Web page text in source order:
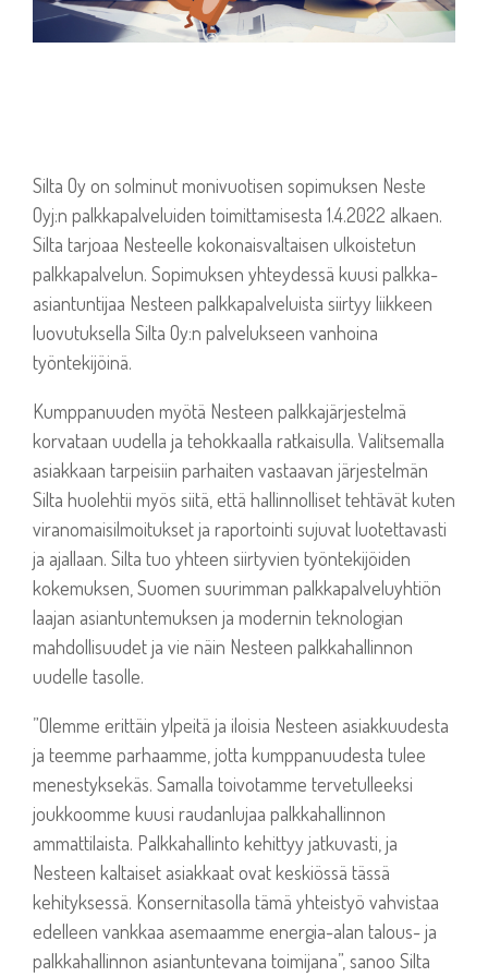
Silta Oy on solminut monivuotisen sopimuksen Neste
Oyj:n palkkapalveluiden toimittamisesta 1.4.2022 alkaen.
Silta tarjoaa Nesteelle kokonaisvaltaisen ulkoistetun
palkkapalvelun. Sopimuksen yhteydessä kuusi palkka-
asiantuntijaa Nesteen palkkapalveluista siirtyy liikkeen
luovutuksella Silta Oy:n palvelukseen vanhoina
työntekijöinä.
Kumppanuuden myötä Nesteen palkkajärjestelmä
korvataan uudella ja tehokkaalla ratkaisulla. Valitsemalla
asiakkaan tarpeisiin parhaiten vastaavan järjestelmän
Silta huolehtii myös siitä, että hallinnolliset tehtävät kuten
viranomaisilmoitukset ja raportointi sujuvat luotettavasti
ja ajallaan. Silta tuo yhteen siirtyvien työntekijöiden
kokemuksen, Suomen suurimman palkkapalveluyhtiön
laajan asiantuntemuksen ja modernin teknologian
mahdollisuudet ja vie näin Nesteen palkkahallinnon
uudelle tasolle.
”Olemme erittäin ylpeitä ja iloisia Nesteen asiakkuudesta
ja teemme parhaamme, jotta kumppanuudesta tulee
menestyksekäs. Samalla toivotamme tervetulleeksi
joukkoomme kuusi raudanlujaa palkkahallinnon
ammattilaista. Palkkahallinto kehittyy jatkuvasti, ja
Nesteen kaltaiset asiakkaat ovat keskiössä tässä
kehityksessä. Konsernitasolla tämä yhteistyö vahvistaa
edelleen vankkaa asemaamme energia-alan talous- ja
palkkahallinnon asiantuntevana toimijana”, sanoo Silta